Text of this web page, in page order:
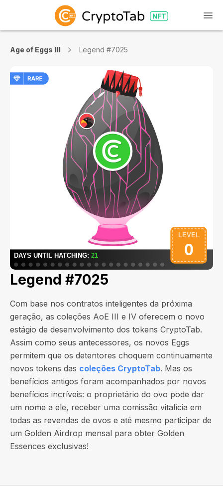
Age of Eggs III Legend #7025
Legend #7025
Com base nos contratos inteligentes da próxima
geração, as coleções AoE III e IV oferecem o novo
estágio de desenvolvimento dos tokens CryptoTab.
Assim como seus antecessores, os novos Eggs
permitem que os detentores choquem continuamente
novos tokens das coleções CryptoTab. Mas os
benefícios antigos foram acompanhados por novos
benefícios incríveis: o proprietário do ovo pode dar
um nome a ele, receber uma comissão vitalícia em
todas as revendas de ovos e até mesmo participar de
um Golden Airdrop mensal para obter Golden
Essences exclusivas!